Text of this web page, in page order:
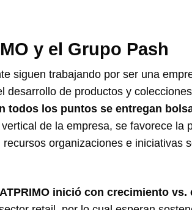
y el Grupo Pash
siguen trabajando por ser una
desarrollo de productos y
todos los puntos se entregan
de la empresa, se favorece la
organizaciones e iniciativas
inició con crecimiento vs.